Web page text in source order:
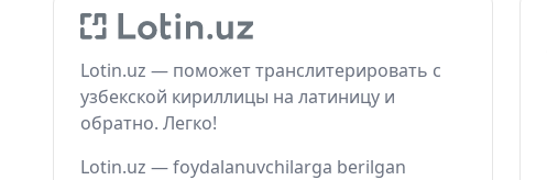
Lotin.uz — поможет транслитерировать с
узбекской кириллицы на латиницу и
обратно. Легко!
Lotin.uz — foydalanuvchilarga berilgan